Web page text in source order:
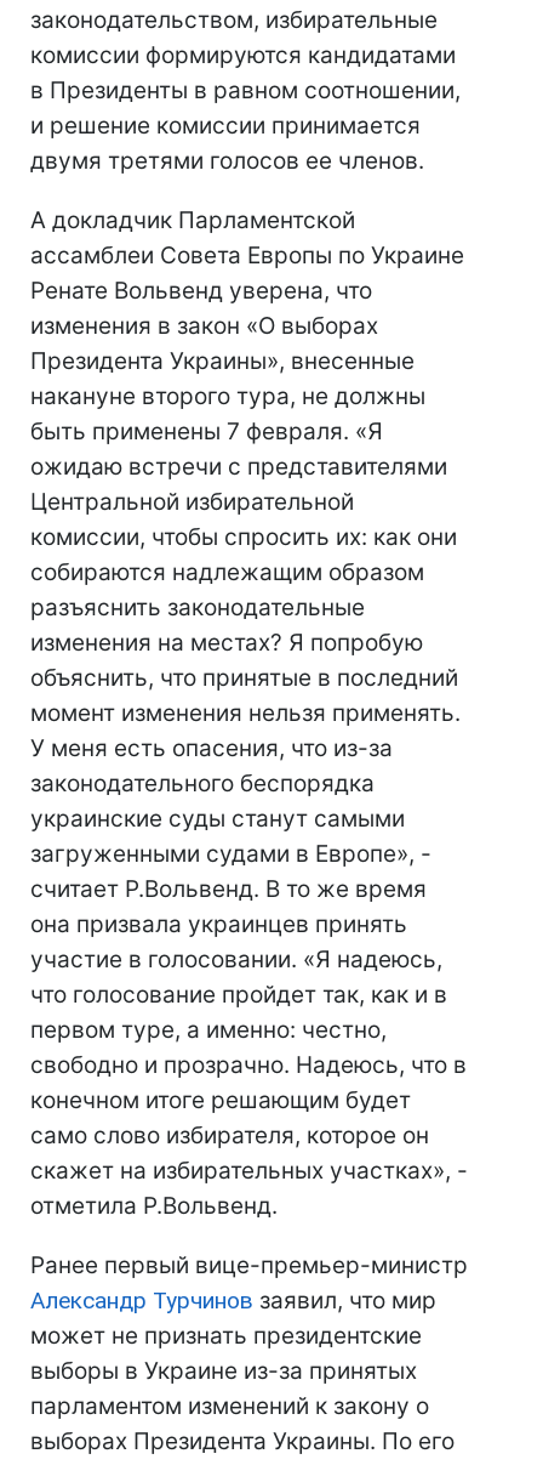
законодательством, избирательные
комиссии формируются кандидатами
в Президенты в равном соотношении,
и решение комиссии принимается
двумя третями голосов ее членов.
А докладчик Парламентской
ассамблеи Совета Европы по Украине
Ренате Вольвенд уверена, что
изменения в закон «О выборах
Президента Украины», внесенные
накануне второго тура, не должны
быть применены 7 февраля. «Я
ожидаю встречи с представителями
Центральной избирательной
комиссии, чтобы спросить их: как они
собираются надлежащим образом
разъяснить законодательные
изменения на местах? Я попробую
объяснить, что принятые в последний
момент изменения нельзя применять.
У меня есть опасения, что из-за
законодательного беспорядка
украинские суды станут самыми
загруженными судами в Европе», -
считает Р.Вольвенд. В то же время
она призвала украинцев принять
участие в голосовании. «Я надеюсь,
что голосование пройдет так, как и в
первом туре, а именно: честно,
свободно и прозрачно. Надеюсь, что в
конечном итоге решающим будет
само слово избирателя, которое он
скажет на избирательных участках», -
отметила Р.Вольвенд.
Ранее первый вице-премьер-министр
Александр Турчинов заявил, что мир
может не признать президентские
выборы в Украине из-за принятых
парламентом изменений к закону о
выборах Президента Украины. По его